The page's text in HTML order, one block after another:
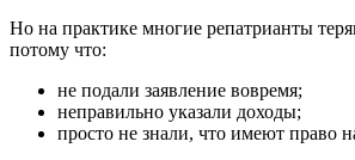
Но на практике многие репатрианты
потому что:
не подали заявление вовремя;
неправильно указали доходы;
просто не знали, что имеют право